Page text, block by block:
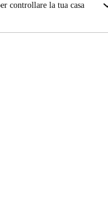
A) ti pagheremo un hotel e
controllare la tua casa